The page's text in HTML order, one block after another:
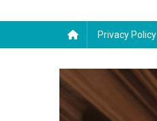
Privacy Policy